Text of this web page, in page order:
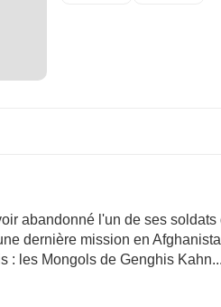
abandonné l'un de ses
dernière mission en
: les Mongols de Genghis Kahn...